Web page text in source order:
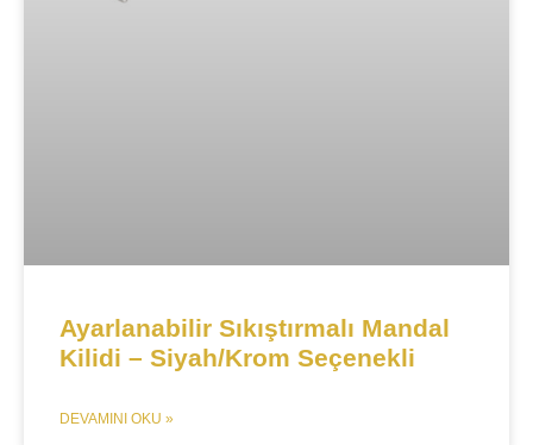
Ayarlanabilir Sıkıştırmalı Mandal
Kilidi – Siyah/Krom Seçenekli
DEVAMINI OKU »